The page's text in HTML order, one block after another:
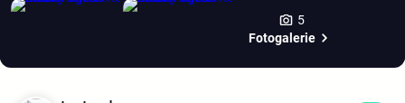
5
Fotogalerie